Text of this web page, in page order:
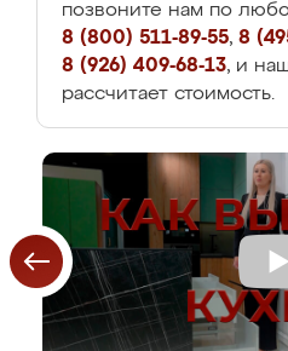
позвоните нам по
8 (800) 511-89-55, 8
8 (926) 409-68-13, и
рассчитает стоимость.